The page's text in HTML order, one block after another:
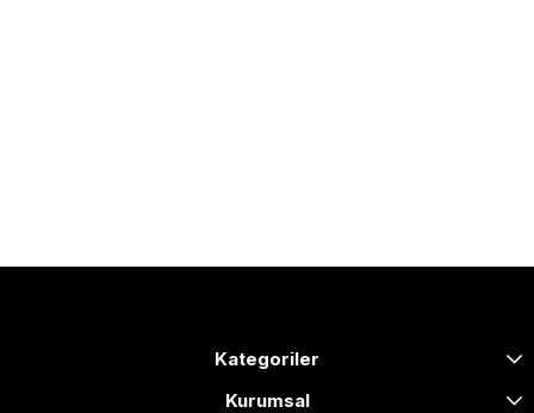
Kategoriler
Kurumsal